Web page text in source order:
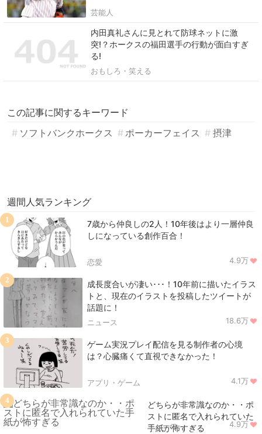
芸能人
内田真礼さんに見とれて防球ネットに激
突!？ホークスの福田選手の行動が面白すぎ
る!
おもしろ・笑える
この記事に関するキーワード
ソフトバンクホークス
ポーカーフェイス 摂津
週間人気ランキング
7歳から仲良しの2人！10年後はより一層仲良
しになっている創作百合！
恋愛 4.9万
1
成長度合いが凄い･･･！10年前に描いたイラス
トと、現在のイラストを投稿したツイートが
話題に！
ニュース 18.6万
2
ゲーム実況プレイ配信を見る制作者の心境
は？心臓痛くて直視できなかった！
アプリ・ゲーム 4.1万
3
どちらが非常識なのか・・ポ
ストに匿名で入れられていた
手紙が怖すぎる
ニュース 4.9万
4